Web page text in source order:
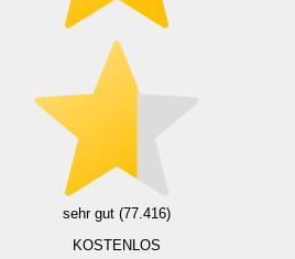
sehr gut (77.416)
KOSTENLOS